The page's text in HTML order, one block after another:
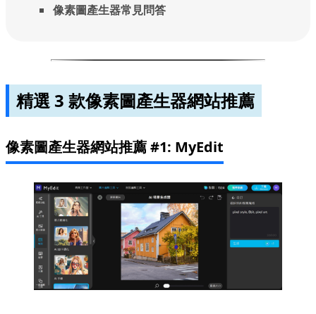
像素圖產生器常見問答
精選 3 款像素圖產生器網站推薦
像素圖產生器網站推薦 #1: MyEdit